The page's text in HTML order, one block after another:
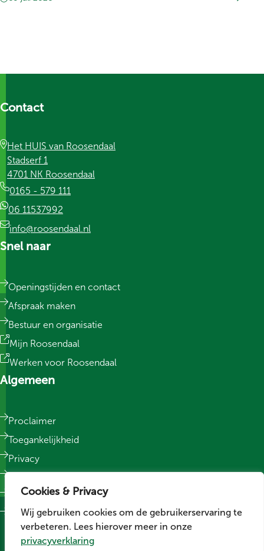
Cookies & Privacy
Wij gebruiken cookies om de gebruikerservaring te
verbeteren. Lees hierover meer in onze
privacyverklaring
Contact
Het HUIS van Roosendaal
Stadserf 1
4701 NK Roosendaal
0165 - 579 111
06 11537992
info@roosendaal.nl
Snel naar
Openingstijden en contact
Afspraak maken
Bestuur en organisatie
Mijn Roosendaal
Werken voor Roosendaal
Algemeen
Proclaimer
Toegankelijkheid
Privacy
Sitemap
Cookievoorkeuren wijzigen
Social media